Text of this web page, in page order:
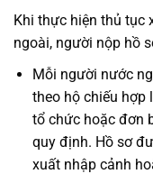
Khi thực hiện thủ tục
ngoài, người nộp hồ
Mỗi người nước
theo hộ chiếu hợp
tổ chức hoặc đơn
quy định. Hồ sơ
xuất nhập cảnh